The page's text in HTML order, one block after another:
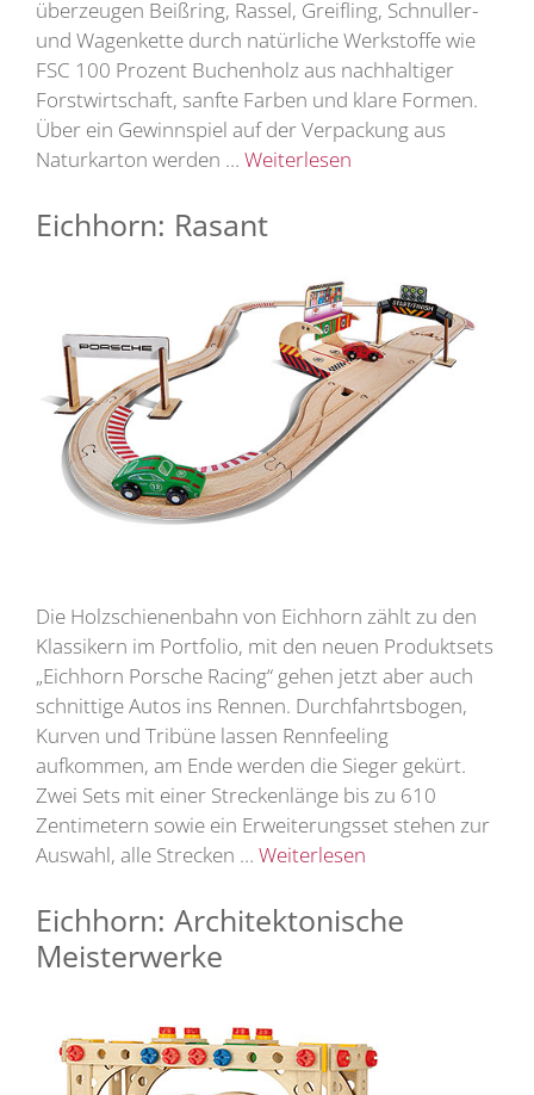
überzeugen Beißring, Rassel, Greifling, Schnuller-
und Wagenkette durch natürliche Werkstoffe wie
FSC 100 Prozent Buchenholz aus nachhaltiger
Forstwirtschaft, sanfte Farben und klare Formen.
Über ein Gewinnspiel auf der Verpackung aus
Naturkarton werden … Weiterlesen
Eichhorn: Rasant
Die Holzschienenbahn von Eichhorn zählt zu den
Klassikern im Portfolio, mit den neuen Produktsets
„Eichhorn Porsche Racing“ gehen jetzt aber auch
schnittige Autos ins Rennen. Durchfahrtsbogen,
Kurven und Tribüne lassen Rennfeeling
aufkommen, am Ende werden die Sieger gekürt.
Zwei Sets mit einer Streckenlänge bis zu 610
Zentimetern sowie ein Erweiterungsset stehen zur
Auswahl, alle Strecken … Weiterlesen
Eichhorn: Architektonische
Meisterwerke